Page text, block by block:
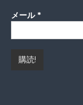
メール *